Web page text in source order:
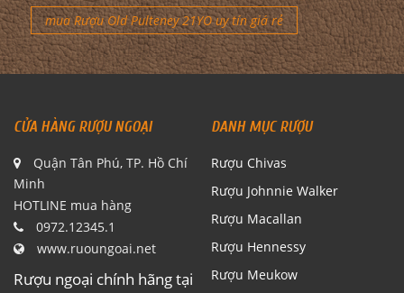
mua Rượu Old Pulteney 21YO uy tín giá rẻ
CỬA HÀNG RƯỢU NGOẠI
Quận Tân Phú, TP. Hồ Chí
Minh
HOTLINE mua hàng
0972.12345.1
www.ruoungoai.net
Rượu ngoại chính hãng tại
DANH MỤC RƯỢU
Rượu Chivas
Rượu Johnnie Walker
Rượu Macallan
Rượu Hennessy
Rượu Meukow